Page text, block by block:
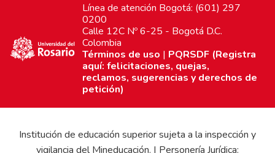
Línea de atención Bogotá: (601) 297
0200
Calle 12C Nº 6-25 - Bogotá D.C.
Colombia
Términos de uso | PQRSDF (Registra
aquí: felicitaciones, quejas,
reclamos, sugerencias y derechos de
petición)
Institución de educación superior sujeta a la inspección y
vigilancia del Mineducación. | Personería Jurídica: